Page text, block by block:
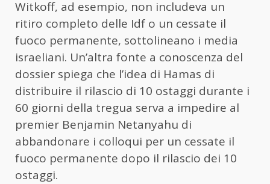
Witkoff, ad esempio, non includeva un
ritiro completo delle Idf o un cessate il
fuoco permanente, sottolineano i media
israeliani. Un’altra fonte a conoscenza del
dossier spiega che l’idea di Hamas di
distribuire il rilascio di 10 ostaggi durante i
60 giorni della tregua serva a impedire al
premier Benjamin Netanyahu di
abbandonare i colloqui per un cessate il
fuoco permanente dopo il rilascio dei 10
ostaggi.